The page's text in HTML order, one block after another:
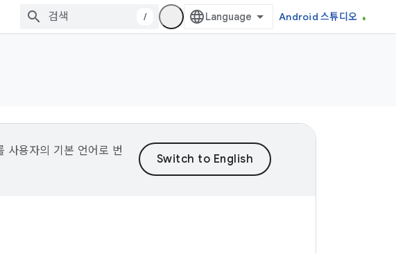
/ Android 스튜디오
사용자의 기본 언어로 번